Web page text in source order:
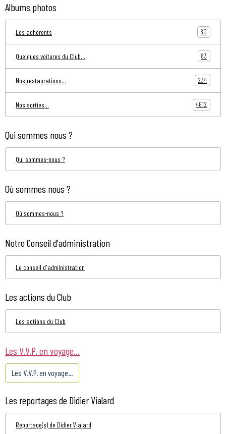
Albums photos
Les adhérents 80
Quelques voitures du Club... 83
Nos restaurations... 234
Nos sorties... 4612
Qui sommes nous ?
Qui sommes-nous ?
Où sommes nous ?
Où sommes-nous ?
Notre Conseil d'administration
Le conseil d'administration
Les actions du Club
Les actions du Club
Les V.V.P. en voyage...
Les V.V.P. en voyage...
Les reportages de Didier Vialard
Reportage(s) de Didier Vialard